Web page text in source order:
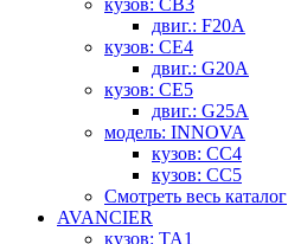
кузов: CB3
двиг.: F20A
кузов: CE4
двиг.: G20A
кузов: CE5
двиг.: G25A
модель: INNOVA
кузов: CC4
кузов: CC5
Смотреть весь каталог
AVANCIER
кузов: TA1